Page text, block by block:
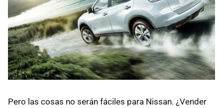
Pero las cosas no serán fáciles para Nissan. ¿Vender